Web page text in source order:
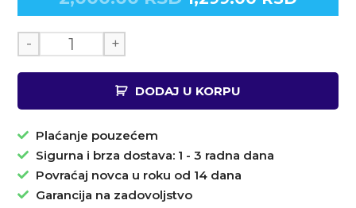
- +
DODAJ U KORPU
Plaćanje pouzećem
Sigurna i brza dostava: 1 - 3 radna dana
Povraćaj novca u roku od 14 dana
Garancija na zadovoljstvo